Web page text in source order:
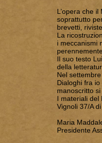
L’opera che
soprattutto
brevetti,
La
i meccanismi
Il suo testo
della
Nel
Dialoghi fra
manoscritto si
I materiali del
Vignoli 37/A
Maria
Presidente